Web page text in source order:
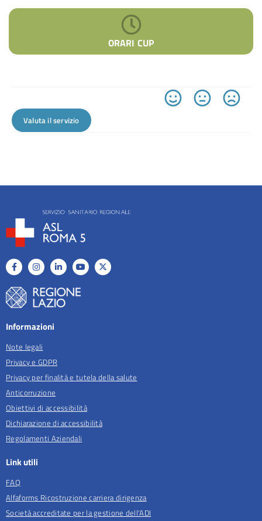
ORARI CUP
Valuta il servizio
Informazioni
Note legali
Privacy e GDPR
Privacy per finalità e tutela della salute
Anticorruzione
Obiettivi di accessibilità
Dichiarazione di accessibilità
Regolamenti Aziendali
Link utili
FAQ
Alfaforms Ricostruzione carriera dirigenza
Società accreditate per la gestione dell'ADI